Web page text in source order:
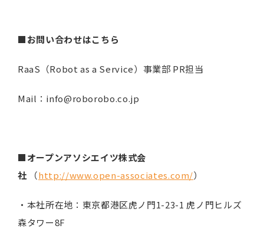
■お問い合わせはこちら
RaaS（Robot as a Service）事業部 PR担当
Mail：info@roborobo.co.jp
■オープンアソシエイツ株式会
社 （http://www.open-associates.com/）
・本社所在地：東京都港区虎ノ門1-23-1 虎ノ門ヒルズ
森タワー8F